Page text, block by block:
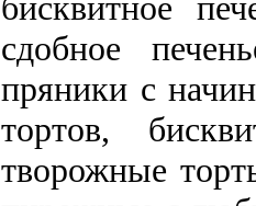
бисквитное
сдобное
пряники с
тортов,
творожные